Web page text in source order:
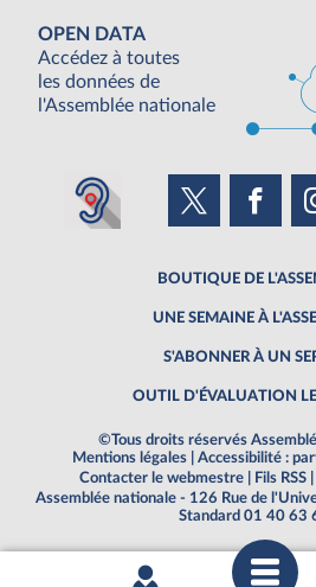
OPEN DATA
Accédez à toutes
les données de
l'Assemblée nationale
BOUTIQUE DE
UNE SEMAINE À
S'ABONNER À UN
OUTIL D'ÉVALUATION
©Tous droits réservés
Mentions légales
Accessibilité :
Contacter le webmestre
Fils RSS
Assemblée nationale - 126 Rue de
Standard 01 40 63